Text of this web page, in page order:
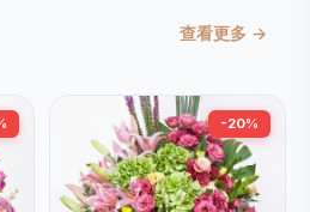
查看更多 →
-20%